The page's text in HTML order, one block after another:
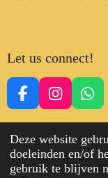
Deze website
doeleinden en/of
gebruik te blijven
Let us connect!
F
a
e
b
o
I
n
t
a
g
W
h
t
s
A